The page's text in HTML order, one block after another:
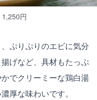
円
ぷりぷりのエビに気分
げなど、具材もたっぷ
でクリーミーな鶏白湯
厚な味わいです。